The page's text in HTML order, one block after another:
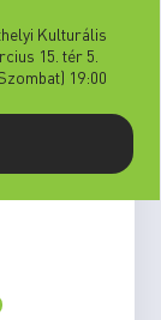
Kulturális
15. tér 5.
19:00